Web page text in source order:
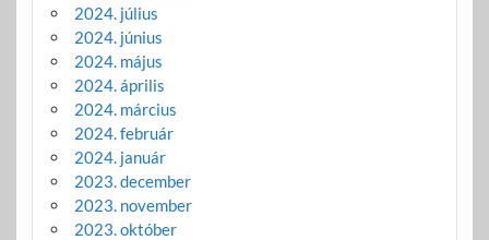
2024. július
2024. június
2024. május
2024. április
2024. március
2024. február
2024. január
2023. december
2023. november
2023. október